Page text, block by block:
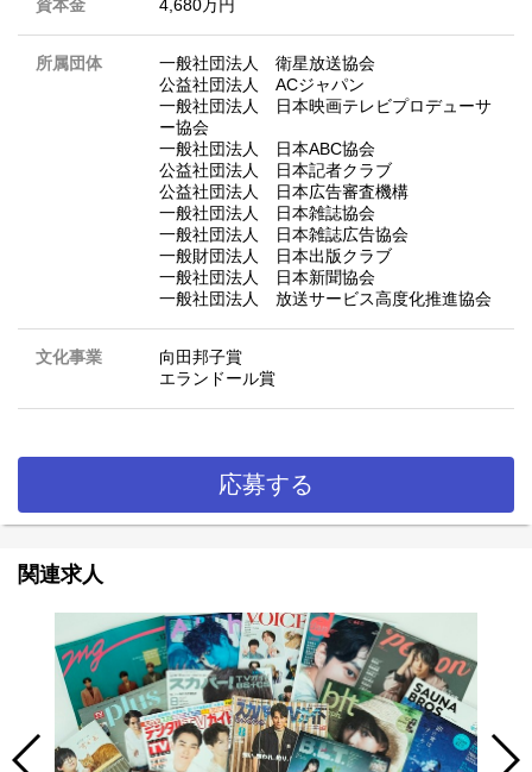
資本金 4,680万円
所属団体
一般社団法人 衛星放送協会
公益社団法人 ACジャパン
一般社団法人 日本映画テレビプロデューサ
ー協会
一般社団法人 日本ABC協会
公益社団法人 日本記者クラブ
公益社団法人 日本広告審査機構
一般社団法人 日本雑誌協会
一般社団法人 日本雑誌広告協会
一般財団法人 日本出版クラブ
一般社団法人 日本新聞協会
一般社団法人 放送サービス高度化推進協会
文化事業
向田邦子賞
エランドール賞
応募する
関連求人